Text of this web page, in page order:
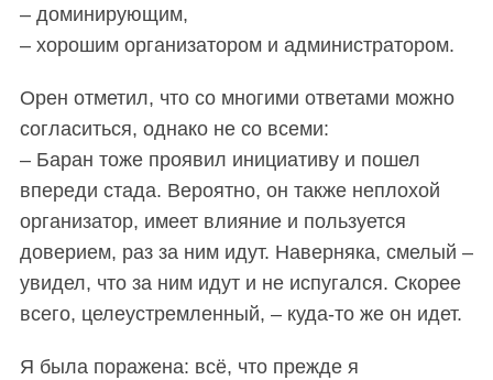
– доминирующим,
– хорошим организатором и администратором.
Орен отметил, что со многими ответами можно
согласиться, однако не со всеми:
– Баран тоже проявил инициативу и пошел
впереди стада. Вероятно, он также неплохой
организатор, имеет влияние и пользуется
доверием, раз за ним идут. Наверняка, смелый –
увидел, что за ним идут и не испугался. Скорее
всего, целеустремленный, – куда-то же он идет.
Я была поражена: всё, что прежде я